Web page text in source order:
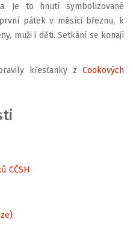
Je to hnutí symbolizované
pátek v měsíci březnu, k
muži i děti. Setkání se konají
křesťanky z Cookových
CČSH